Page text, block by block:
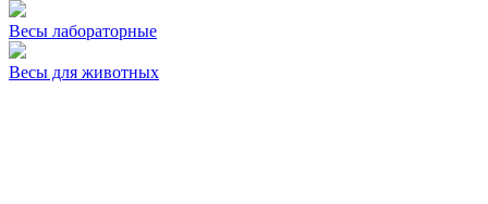
Весы лабораторные
Весы для животных